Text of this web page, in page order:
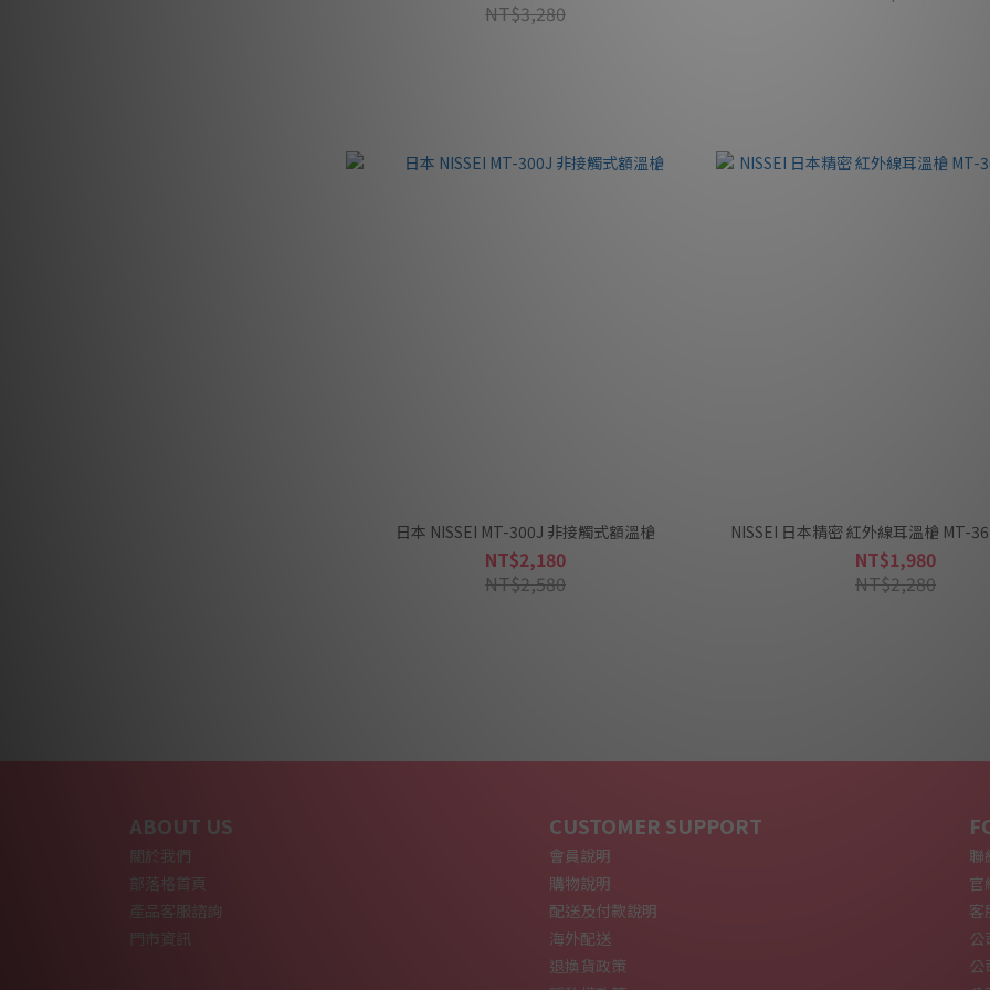
NT$3,280
日本 NISSEI MT-300J 非接觸式額溫槍
NT$2,180
NT$2,580
NISSEI 日本精密 紅外線耳溫槍 MT-
NT$1,980
NT$2,280
ABOUT US
關於我們
部落格首頁
產品客服諮詢
門市資訊
CUSTOMER SUPPORT
會員說明
購物說明
配送及付款說明
海外配送
退換貨政策
聯
官
客
公
公